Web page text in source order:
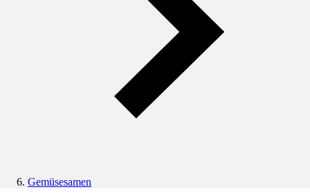
Gemüsesamen